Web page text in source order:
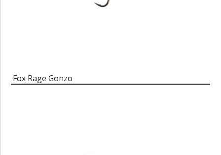
Fox Rage Gonzo